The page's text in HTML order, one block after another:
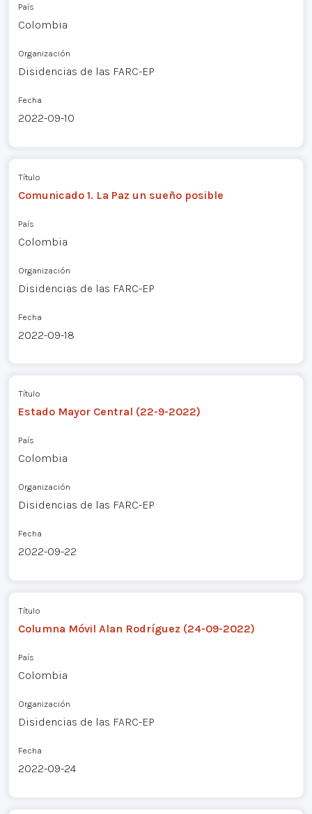
País
Colombia
Organización
Disidencias de las FARC-EP
Fecha
2022-09-10
Título
Comunicado 1. La Paz un sueño posible
País
Colombia
Organización
Disidencias de las FARC-EP
Fecha
2022-09-18
Título
Estado Mayor Central (22-9-2022)
País
Colombia
Organización
Disidencias de las FARC-EP
Fecha
2022-09-22
Título
Columna Móvil Alan Rodríguez (24-09-2022)
País
Colombia
Organización
Disidencias de las FARC-EP
Fecha
2022-09-24